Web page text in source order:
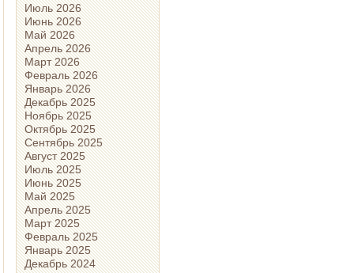
Июль 2026
Июнь 2026
Май 2026
Апрель 2026
Март 2026
Февраль 2026
Январь 2026
Декабрь 2025
Ноябрь 2025
Октябрь 2025
Сентябрь 2025
Август 2025
Июль 2025
Июнь 2025
Май 2025
Апрель 2025
Март 2025
Февраль 2025
Январь 2025
Декабрь 2024